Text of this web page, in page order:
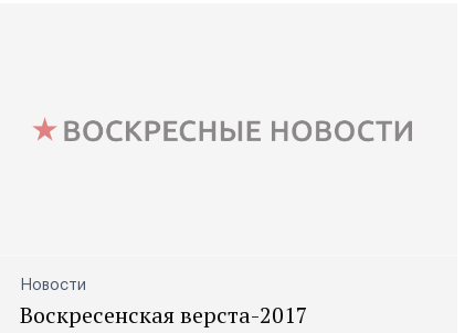
Новости
Воскресенская верста-2017